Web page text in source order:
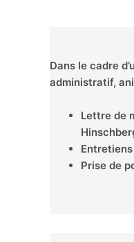
Dans le cadre
administratif,
Lettre de
Prise de